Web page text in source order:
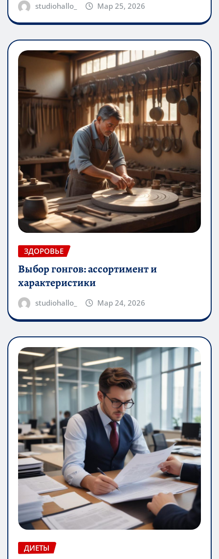
studiohallo_ Мар 25, 2026
ЗДОРОВЬЕ
Выбор гонгов: ассортимент и
характеристики
studiohallo_ Мар 24, 2026
ДИЕТЫ